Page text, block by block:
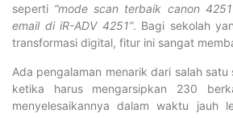
seperti “mode scan terbaik canon
email di iR-ADV 4251”. Bagi sekolah
transformasi digital, fitur ini sangat
Ada pengalaman menarik dari salah satu
ketika harus mengarsipkan 230
menyelesaikannya dalam waktu jauh